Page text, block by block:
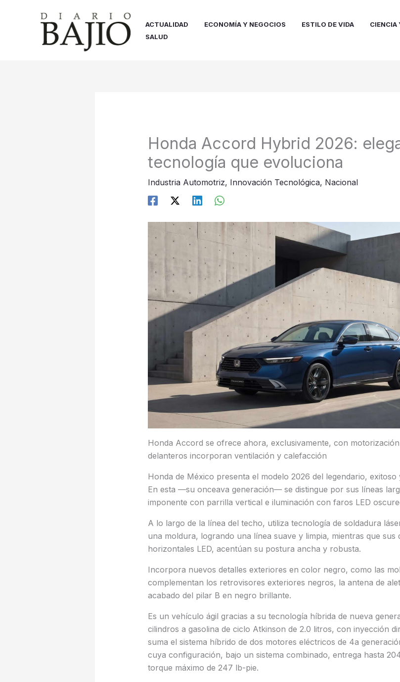
ACTUALIDAD ECONOMÍA Y NEGOCIOS ESTILO DE VIDA CIENCIA
SALUD
Honda Accord Hybrid 2026:
tecnología que evoluciona
Industria Automotriz, Innovación Tecnológica, Nacional
Honda Accord se ofrece ahora, exclusivamente, con
delanteros incorporan ventilación y calefacción
Honda de México presenta el modelo 2026 del legendario,
En esta —su onceava generación— se distingue por sus líneas
imponente con parrilla vertical e iluminación con faros LED
A lo largo de la línea del techo, utiliza tecnología de soldadura
una moldura, logrando una línea suave y limpia, mientras que sus
horizontales LED, acentúan su postura ancha y robusta.
Incorpora nuevos detalles exteriores en color negro, como las
complementan los retrovisores exteriores negros, la antena de
acabado del pilar B en negro brillante.
Es un vehículo ágil gracias a su tecnología híbrida de nueva
cilindros a gasolina de ciclo Atkinson de 2.0 litros, con inyección
suma el sistema híbrido de dos motores eléctricos de 4a
cuya configuración, bajo un sistema combinado, entrega hasta
torque máximo de 247 lb-pie.